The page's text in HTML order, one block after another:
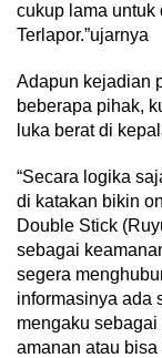
cukup lama untuk
Terlapor.”ujarnya
Adapun kejadian
beberapa pihak,
luka berat di
“Secara logika
di katakan bikin
Double Stick
sebagai
segera
informasinya ada
mengaku
amanan atau